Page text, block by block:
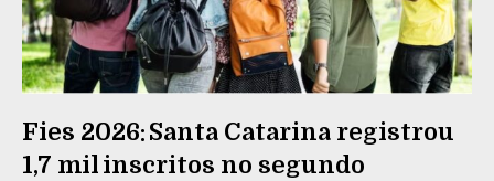
Fies 2026: Santa Catarina registrou
1,7 mil inscritos no segundo